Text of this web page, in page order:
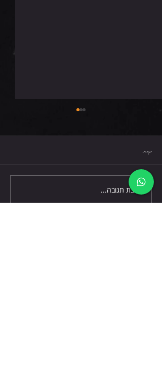
תגובות
כתיבת תגובה...